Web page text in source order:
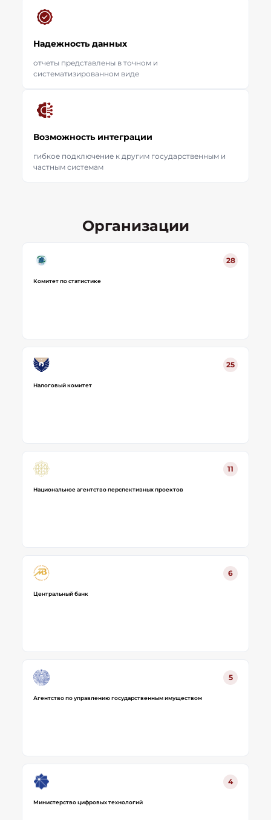
Надежность данных
отчеты представлены в точном и
систематизированном виде
Возможность интеграции
гибкое подключение к другим государственным и
частным системам
Организации
28
Комитет по статистике
25
Налоговый комитет
11
Национальное агентство перспективных проектов
6
Центральный банк
5
Агентство по управлению государственным имуществом
4
Министерство цифровых технологий